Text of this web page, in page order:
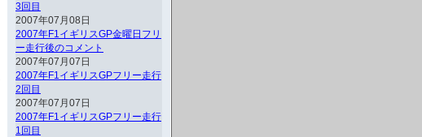
3回目
2007年07月08日
2007年F1イギリスGP金曜日フリ
ー走行後のコメント
2007年07月07日
2007年F1イギリスGPフリー走行
2回目
2007年07月07日
2007年F1イギリスGPフリー走行
1回目